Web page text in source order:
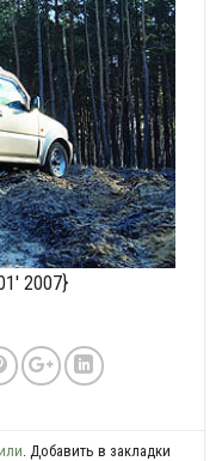
2007}
. Добавить в закладки